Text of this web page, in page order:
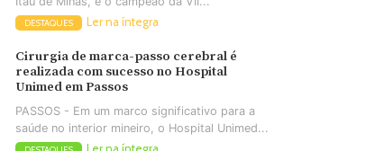
DESTAQUES Ler na íntegra
Cirurgia de marca-passo cerebral é
realizada com sucesso no Hospital
Unimed em Passos
PASSOS - Em um marco significativo para a
saúde no interior mineiro, o Hospital Unimed...